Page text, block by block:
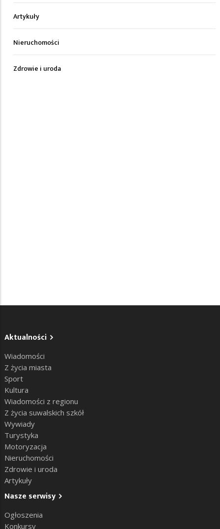
Artykuły
Nieruchomości
Zdrowie i uroda
Aktualności
Wiadomości
Z życia miasta
Sport
Kultura
Wiadomości z regionu
Z życia suwalskich szkół
Wywiady
Turystyka
Motoryzacja
Nieruchomości
Zdrowie i uroda
Artykuły
Nasze serwisy
Ogłoszenia
Konkursy